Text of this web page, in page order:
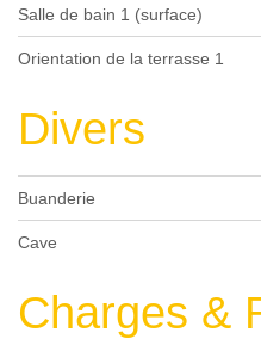
Salle de bain 1 (surface)
Orientation de la terrasse 1
Divers
Buanderie
Cave
Charges &